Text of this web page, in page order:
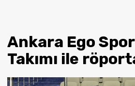
Ankara Ego
Takımı ile